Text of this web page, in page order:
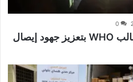
0
الصحة السودانية تطالب WHO بتعزيز جهود إيصال